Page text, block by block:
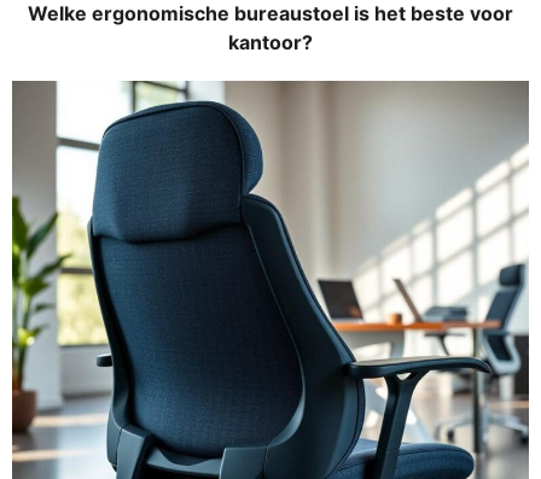
Welke ergonomische bureaustoel is het beste voor
kantoor?